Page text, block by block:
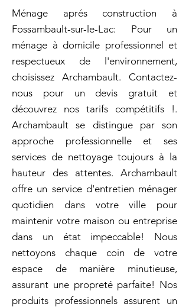
Ménage aprés construction à
Fossambault-sur-le-Lac: Pour un
ménage à domicile professionnel et
respectueux de l'environnement,
choisissez Archambault. Contactez-
nous pour un devis gratuit et
découvrez nos tarifs compétitifs !.
Archambault se distingue par son
approche professionnelle et ses
services de nettoyage toujours à la
hauteur des attentes. Archambault
offre un service d'entretien ménager
quotidien dans votre ville pour
maintenir votre maison ou entreprise
dans un état impeccable! Nous
nettoyons chaque coin de votre
espace de manière minutieuse,
assurant une propreté parfaite! Nos
produits professionnels assurent un